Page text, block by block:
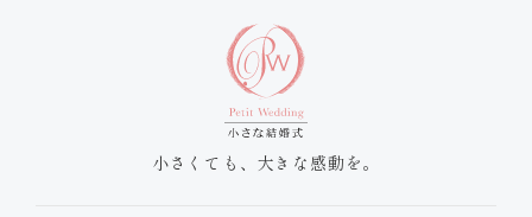
小さくても、大きな感動を。